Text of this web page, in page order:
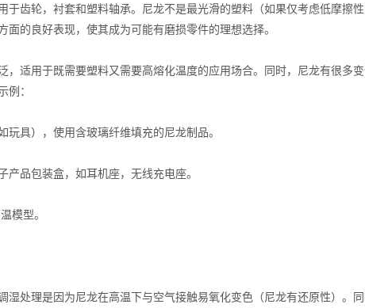
于齿轮，衬套和塑料轴承。尼龙不是最光滑的塑料（如果仅考虑低摩擦
面的良好表现，使其成为可能有磨损零件的理想选择。
适用于既需要塑料又需要高熔化温度的应用场合。同时，尼龙有很多
例：
具），使用含玻璃纤维填充的尼龙制品。
品包装盒，如耳机座，无线充电座。
型。
处理是因为尼龙在高温下与空气接触易氧化变色（尼龙有还原性）。